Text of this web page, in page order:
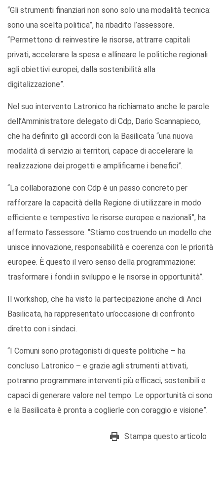
“Gli strumenti finanziari non sono solo una modalità tecnica:
sono una scelta politica”, ha ribadito l’assessore.
“Permettono di reinvestire le risorse, attrarre capitali
privati, accelerare la spesa e allineare le politiche regionali
agli obiettivi europei, dalla sostenibilità alla
digitalizzazione”.
Nel suo intervento Latronico ha richiamato anche le parole
dell’Amministratore delegato di Cdp, Dario Scannapieco,
che ha definito gli accordi con la Basilicata “una nuova
modalità di servizio ai territori, capace di accelerare la
realizzazione dei progetti e amplificarne i benefici”.
“La collaborazione con Cdp è un passo concreto per
rafforzare la capacità della Regione di utilizzare in modo
efficiente e tempestivo le risorse europee e nazionali”, ha
affermato l’assessore. “Stiamo costruendo un modello che
unisce innovazione, responsabilità e coerenza con le priorità
europee. È questo il vero senso della programmazione:
trasformare i fondi in sviluppo e le risorse in opportunità”.
Il workshop, che ha visto la partecipazione anche di Anci
Basilicata, ha rappresentato un’occasione di confronto
diretto con i sindaci.
“I Comuni sono protagonisti di queste politiche – ha
concluso Latronico – e grazie agli strumenti attivati,
potranno programmare interventi più efficaci, sostenibili e
capaci di generare valore nel tempo. Le opportunità ci sono
e la Basilicata è pronta a coglierle con coraggio e visione”.
Stampa questo articolo